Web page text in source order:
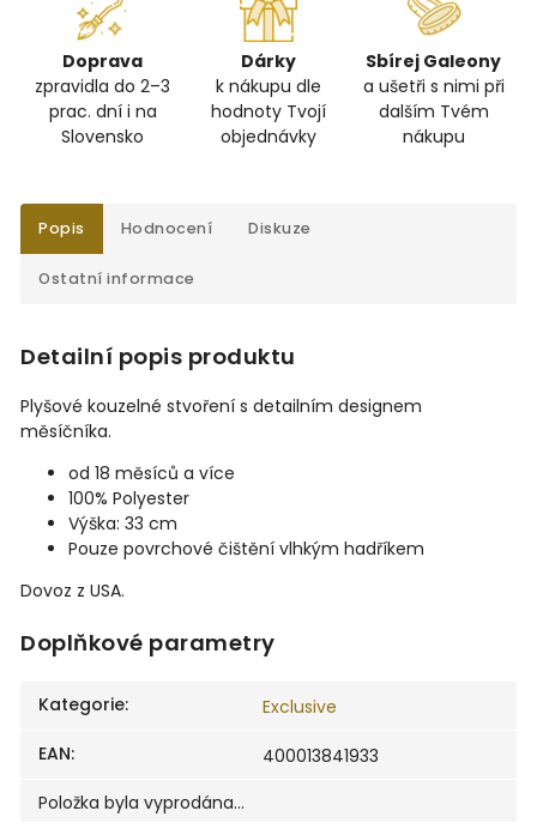
Doprava
zpravidla do 2–3
prac. dní i na
Slovensko
Dárky
k nákupu dle
hodnoty Tvojí
objednávky
Sbírej Galeony
a ušetři s nimi při
dalším Tvém
nákupu
Popis Hodnocení Diskuze
Ostatní informace
Detailní popis produktu
Plyšové kouzelné stvoření s detailním designem
měsíčníka.
od 18 měsíců a více
100% Polyester
Výška: 33 cm
Pouze povrchové čištění vlhkým hadříkem
Dovoz z USA.
Doplňkové parametry
Kategorie:
Exclusive
EAN:
400013841933
Položka byla vyprodána…